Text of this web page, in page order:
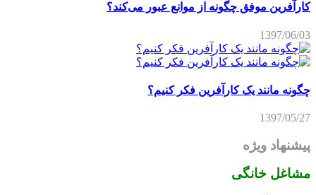
کارآفرین موفق چگونه از موانع عبور می‌کند؟
1397/06/03
چگونه مانند یک کارآفرین فکر کنیم؟
1397/05/27
پیشنهاد ویژه
مشاغل خانگی